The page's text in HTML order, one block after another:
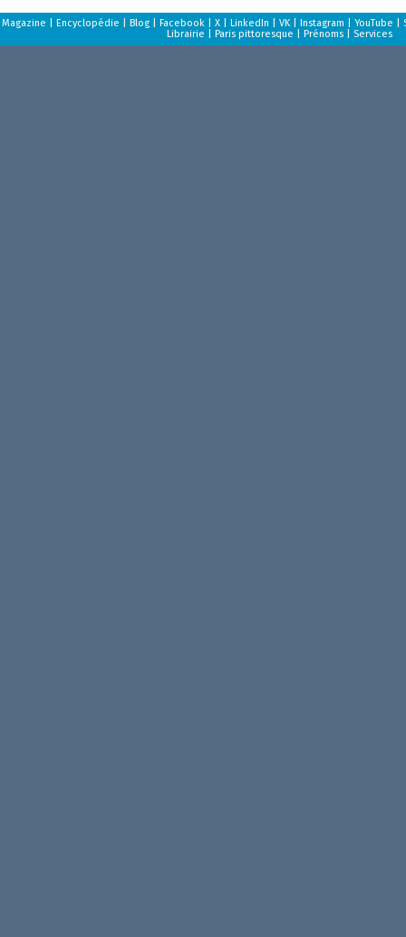
Magazine Encyclopédie Blog| Facebook| X| LinkedIn VK| Instagram YouTube
Librairie
Paris pittoresque Prénoms| Services